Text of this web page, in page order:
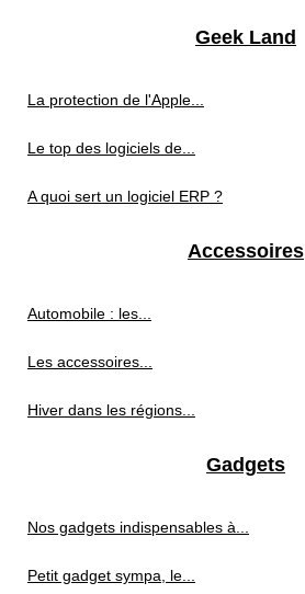
Geek Land
La protection de l'Apple...
Le top des logiciels de...
A quoi sert un logiciel ERP ?
Accessoires
Automobile : les...
Les accessoires...
Hiver dans les régions...
Gadgets
Nos gadgets indispensables à...
Petit gadget sympa, le...